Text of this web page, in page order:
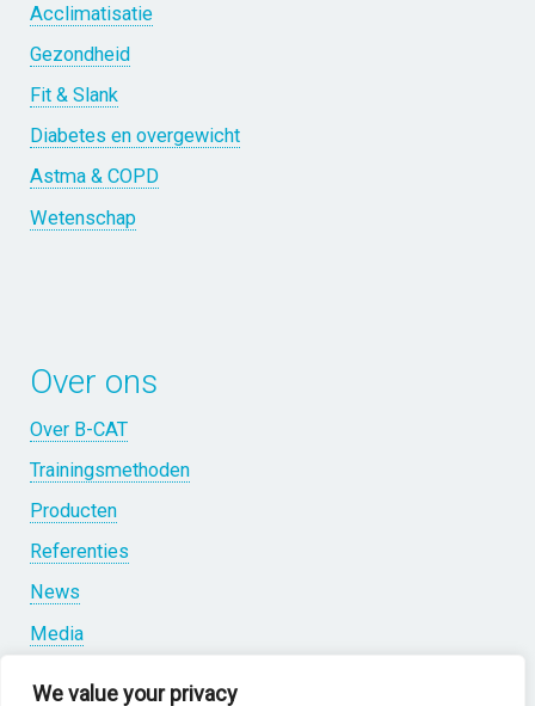
We value your privacy
Acclimatisatie
Gezondheid
Fit & Slank
Diabetes en overgewicht
Astma & COPD
Wetenschap
Over ons
Over B-CAT
Trainingsmethoden
Producten
Referenties
News
Media